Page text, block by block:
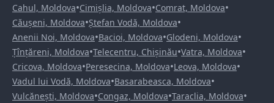
Cahul, Moldova•Cimișlia, Moldova•Comrat, Moldova•
Căușeni, Moldova•Ștefan Vodă, Moldova•
Anenii Noi, Moldova•Bacioi, Moldova•Glodeni, Moldova•
Țînțăreni, Moldova•Telecentru, Chișinău•Vatra, Moldova•
Cricova, Moldova•Peresecina, Moldova•Leova, Moldova•
Vadul lui Vodă, Moldova•Basarabeasca, Moldova•
Vulcănești, Moldova•Congaz, Moldova•Taraclia, Moldova•